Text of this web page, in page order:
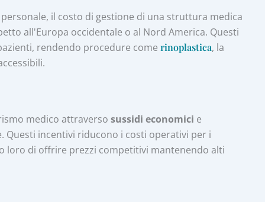
il costo di gestione di una struttura medica
all'Europa occidentale o al Nord America. Questi
rendendo procedure come rinoplastica, la
medico attraverso sussidi economici e
Questi incentivi riducono i costi operativi per i
loro di offrire prezzi competitivi mantenendo alti